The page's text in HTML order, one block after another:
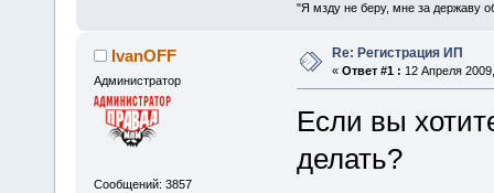
"Я мзду не беру, мне за державу
IvanOFF
Администратор
Сообщений: 3857
Re: Регистрация ИП
« Ответ #1 : 12 Апреля
Если вы
делать?